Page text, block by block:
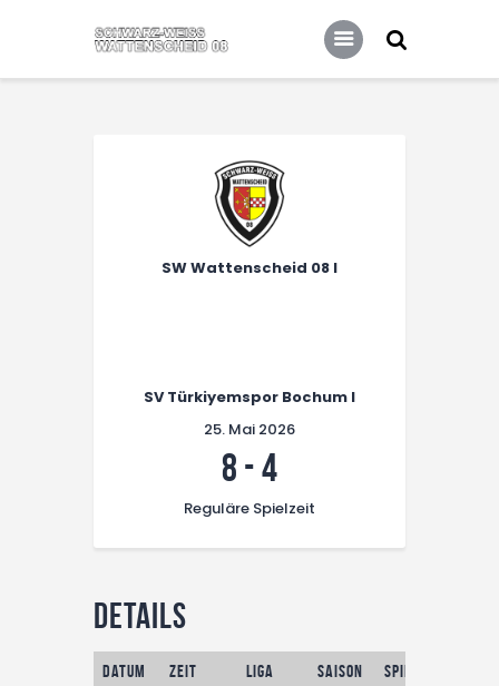
Home
Leitbild
Unsere Partner
SW Wattenscheid 08 I
SV Türkiyemspor Bochum I
25. Mai 2026
8 -4
Reguläre Spielzeit
Details
Datum Zeit Liga Saison Spieltag